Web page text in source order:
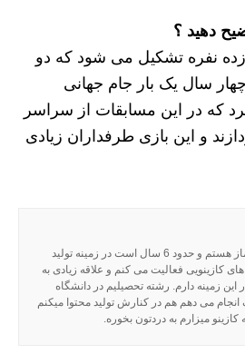
دهید ؟
نفره تشکیل می شود که دو
سال یک بار جام جهانی
که در این مسابقات از سراسر
و این بازی طرفداران زیادی
سلام من سولماز هستم و حدود 6 سال است در زمینه تولید
کازینویی فعالیت می کنم و علاقه زیادی به
این زمینه دارم. رشته تحصیلیم در دانشگاه
می دهم هم در کنارش تولید محتوا میکنم
میزارم به دردتون بخوره.